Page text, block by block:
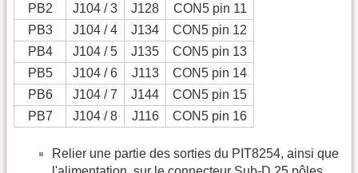
PB2
J104 / 3 J128
CON5 pin 11
PB3
J104 / 4 J134
CON5 pin 12
PB4
J104 / 5 J135
CON5 pin 13
PB5
J104 / 6 J113
CON5 pin 14
PB6
J104 / 7 J144
CON5 pin 15
PB7
J104 / 8 J116 CON5 pin 16
Relier une partie des sorties du PIT8254, ainsi que